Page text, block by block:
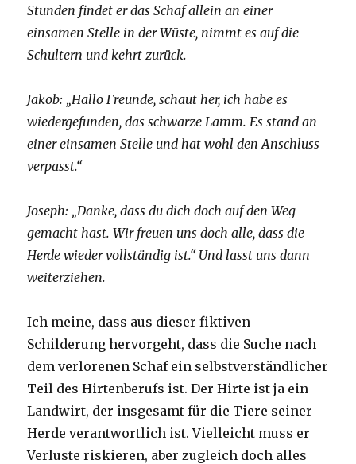
Stunden findet er das Schaf allein an einer
einsamen Stelle in der Wüste, nimmt es auf die
Schultern und kehrt zurück.
Jakob: „Hallo Freunde, schaut her, ich habe es
wiedergefunden, das schwarze Lamm. Es stand an
einer einsamen Stelle und hat wohl den Anschluss
verpasst.“
Joseph: „Danke, dass du dich doch auf den Weg
gemacht hast. Wir freuen uns doch alle, dass die
Herde wieder vollständig ist.“ Und lasst uns dann
weiterziehen.
Ich meine, dass aus dieser fiktiven
Schilderung hervorgeht, dass die Suche nach
dem verlorenen Schaf ein selbstverständlicher
Teil des Hirtenberufs ist. Der Hirte ist ja ein
Landwirt, der insgesamt für die Tiere seiner
Herde verantwortlich ist. Vielleicht muss er
Verluste riskieren, aber zugleich doch alles